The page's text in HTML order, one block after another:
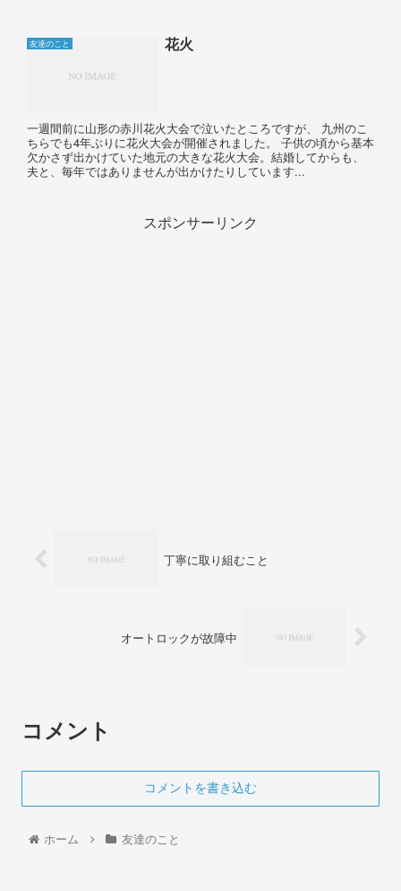
友達のこと 花火
一週間前に山形の赤川花火大会で泣いたところですが、 九州のこ
ちらでも4年ぶりに花火大会が開催されました。 子供の頃から基本
欠かさず出かけていた地元の大きな花火大会。結婚してからも、
夫と、毎年ではありませんが出かけたりしています...
スポンサーリンク
丁寧に取り組むこと
オートロックが故障中
コメント
コメントを書き込む
ホーム 友達のこと